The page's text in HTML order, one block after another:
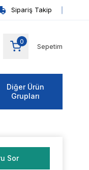
Sipariş Takip
Sepetim
0
Diğer Ürün
Grupları
Sor